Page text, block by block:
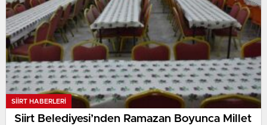
SIIRT HABERLERI
Siirt Belediyesi’nden Ramazan Boyunca Millet